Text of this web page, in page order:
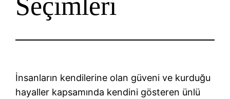
İnsanların kendilerine olan güveni ve kurduğu
hayaller kapsamında kendini gösteren ünlü